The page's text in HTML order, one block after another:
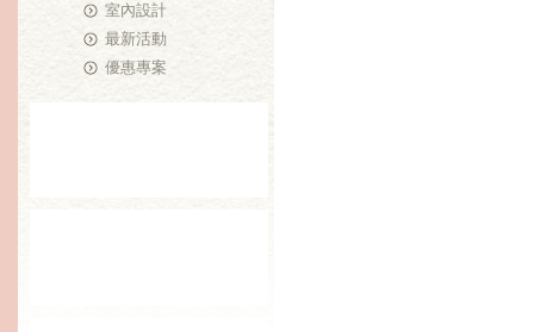
室內設計
最新活動
優惠專案